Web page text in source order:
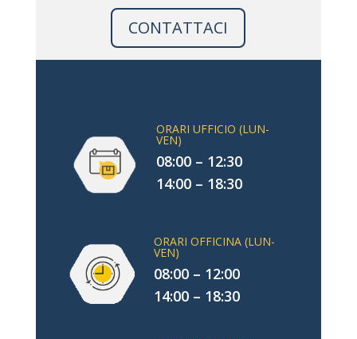
CONTATTACI
ORARI UFFICIO (LUN-
VEN)
08:00 – 12:30
14:00 – 18:30
ORARI OFFICINA (LUN-
VEN)
08:00 – 12:00
14:00 – 18:30